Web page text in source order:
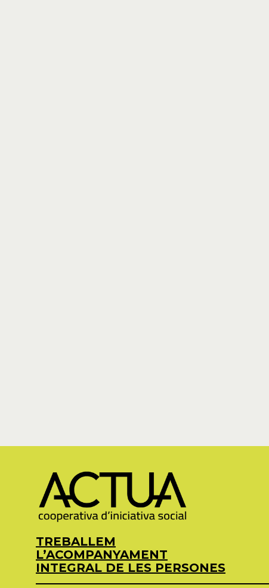
TREBALLEM
L’ACOMPANYAMENT
INTEGRAL DE LES PERSONES